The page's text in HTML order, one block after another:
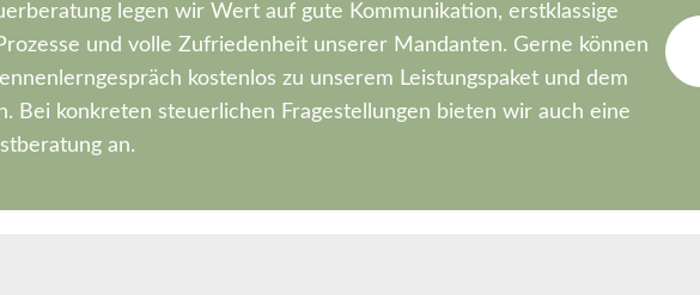
legen wir Wert auf gute Kommunikation, erstklassige
und volle Zufriedenheit unserer Mandanten. Gerne können
kostenlos zu unserem Leistungspaket und dem
Bei konkreten steuerlichen Fragestellungen bieten wir auch eine
an.